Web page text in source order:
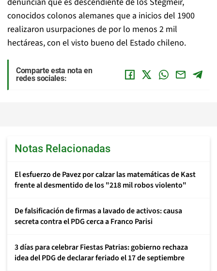
conocidos colonos alemanes que a inicios del 1900
realizaron usurpaciones de por lo menos 2 mil
hectáreas, con el visto bueno del Estado chileno.
Comparte esta nota en
redes sociales:
Notas Relacionadas
El esfuerzo de Pavez por calzar las matemáticas de Kast
frente al desmentido de los "218 mil robos violento"
De falsificación de firmas a lavado de activos: causa
secreta contra el PDG cerca a Franco Parisi
3 días para celebrar Fiestas Patrias: gobierno rechaza
idea del PDG de declarar feriado el 17 de septiembre